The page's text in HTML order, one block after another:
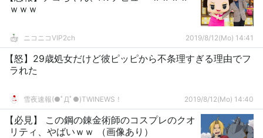
ｗｗｗ
ニコニコVIP2ch 2019/8/12(Mo) 14:41
【怒】29歳処女だけど彼ピッピから不条理すぎる理由でフ
ラれた
雪夜速報(●ﾟДﾟ●)TWINEWS！ 2019/8/12(Mo) 14:40
【必見】 この鋼の錬金術師のコスプレのクオ
リティ、やばいｗｗ （画像あり）